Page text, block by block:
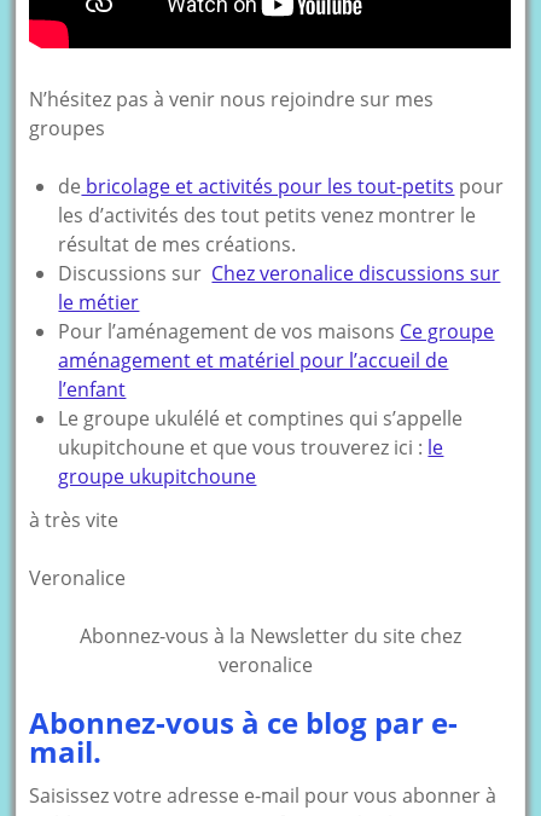
N’hésitez pas à venir nous rejoindre sur mes
groupes
de bricolage et activités pour les tout-petits pour
les d’activités des tout petits venez montrer le
résultat de mes créations.
Discussions sur Chez veronalice discussions sur
le métier
Pour l’aménagement de vos maisons Ce groupe
aménagement et matériel pour l’accueil de
l’enfant
Le groupe ukulélé et comptines qui s’appelle
ukupitchoune et que vous trouverez ici : le
groupe ukupitchoune
à très vite
Veronalice
Abonnez-vous à la Newsletter du site chez
veronalice
Abonnez-vous à ce blog par e-
mail.
Saisissez votre adresse e-mail pour vous abonner à